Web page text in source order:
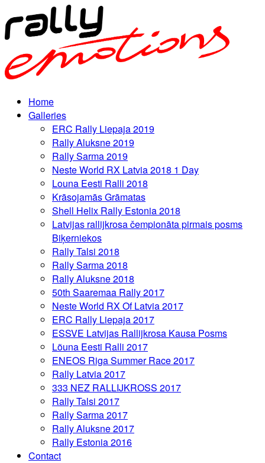
Home
Galleries
ERC Rally Liepaja 2019
Rally Aluksne 2019
Rally Sarma 2019
Neste World RX Latvia 2018 1 Day
Louna Eesti Ralli 2018
Krāsojamās Grāmatas
Shell Helix Rally Estonia 2018
Latvijas rallijkrosa čempionāta pirmais posms
Biķerniekos
Rally Talsi 2018
Rally Sarma 2018
Rally Aluksne 2018
50th Saaremaa Rally 2017
Neste World RX Of Latvia 2017
ERC Rally Liepaja 2017
ESSVE Latvijas Rallijkrosa Kausa Posms
Lõuna Eesti Ralli 2017
ENEOS Riga Summer Race 2017
Rally Latvia 2017
333 NEZ RALLIJKROSS 2017
Rally Talsi 2017
Rally Sarma 2017
Rally Aluksne 2017
Rally Estonia 2016
Contact